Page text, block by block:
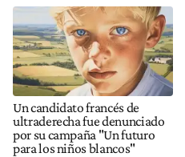
Un candidato francés de
ultraderecha fue denunciado
por su campaña "Un futuro
para los niños blancos"